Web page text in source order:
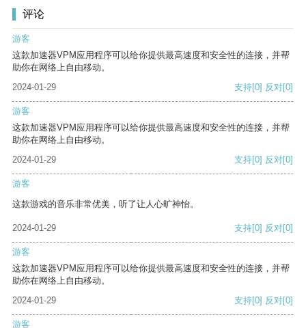
评论
游客
这款加速器VPM应用程序可以给你提供最高速度和安全性的连接，并帮
助你在网络上自由移动。
2024-01-29
支持[0] 反对[0]
游客
这款加速器VPM应用程序可以给你提供最高速度和安全性的连接，并帮
助你在网络上自由移动。
2024-01-29
支持[0] 反对[0]
游客
这款游戏的音乐非常优美，听了让人心旷神怡。
2024-01-29 支持[0] 反对[0]
游客
这款加速器VPM应用程序可以给你提供最高速度和安全性的连接，并帮
助你在网络上自由移动。
2024-01-29
支持[0] 反对[0]
游客